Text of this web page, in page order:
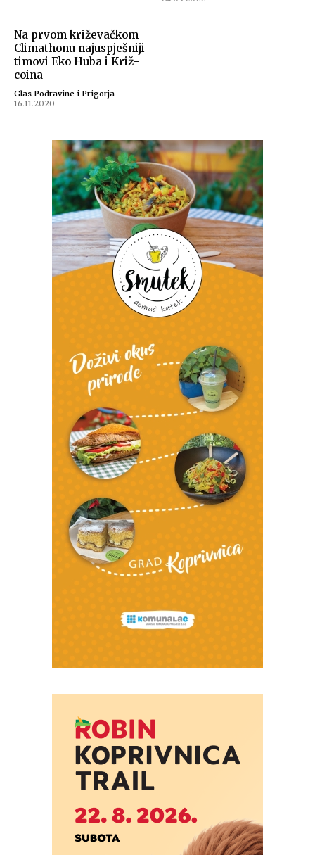
Na prvom križevačkom
Climathonu najuspješniji
timovi Eko Huba i Križ-
coina
Glas Podravine i Prigorja -
16.11.2020